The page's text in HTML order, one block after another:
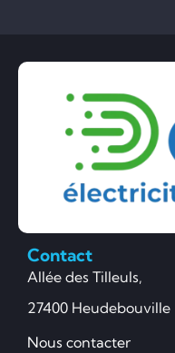
Contact
Allée des Tilleuls,
27400 Heudebouville
Nous contacter